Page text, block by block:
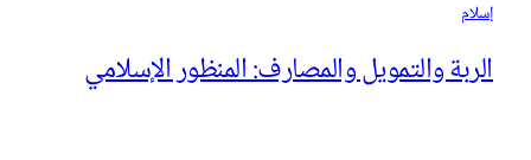
إسلام
الربة والتمويل والمصارف: المنظور الإسلامي